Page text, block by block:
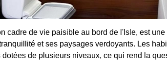
cadre de vie paisible au bord de l'Isle, est
et ses paysages verdoyants. Les
de plusieurs niveaux, ce qui rend la